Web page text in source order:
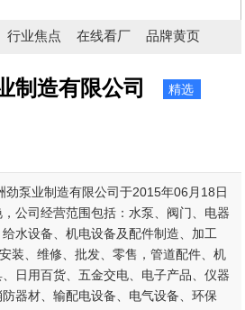
行业焦点 在线看厂 品牌黄页
制造有限公司 精选
劲泵业制造有限公司于2015年06月18日
公司经营范围包括：水泵、阀门、电器
水设备、机电设备及配件制造、加工
装、维修、批发、零售，管道配件、机
日用百货、五金交电、电子产品、仪器
器材、输配电设备、电气设备、环保